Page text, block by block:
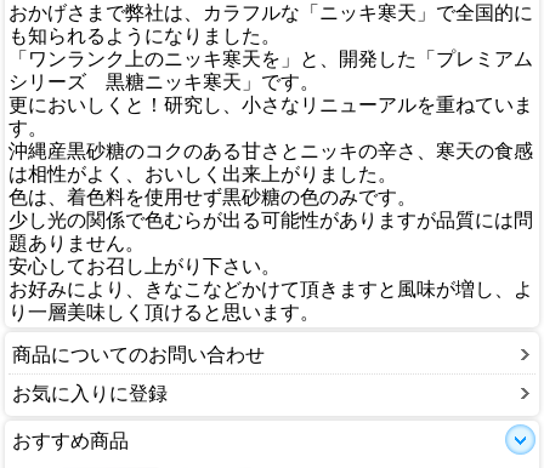
おかげさまで弊社は、カラフルな「ニッキ寒天」で全国的に
も知られるようになりました。
「ワンランク上のニッキ寒天を」と、開発した「プレミアム
シリーズ 黒糖ニッキ寒天」です。
更においしくと！研究し、小さなリニューアルを重ねていま
す。
沖縄産黒砂糖のコクのある甘さとニッキの辛さ、寒天の食感
は相性がよく、おいしく出来上がりました。
色は、着色料を使用せず黒砂糖の色のみです。
少し光の関係で色むらが出る可能性がありますが品質には問
題ありません。
安心してお召し上がり下さい。
お好みにより、きなこなどかけて頂きますと風味が増し、よ
り一層美味しく頂けると思います。
商品についてのお問い合わせ
お気に入りに登録
おすすめ商品